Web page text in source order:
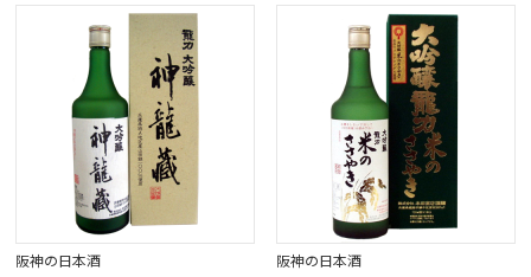
阪神の日本酒
阪神の日本酒